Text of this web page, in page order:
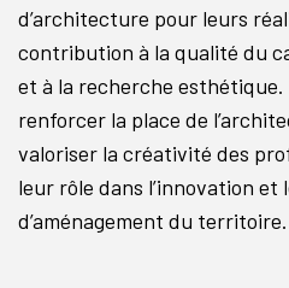
d’architecture pour leurs
contribution à la qualité du
et à la recherche
renforcer la place de
valoriser la créativité des
leur rôle dans l’innovation et
d’aménagement du territoire.